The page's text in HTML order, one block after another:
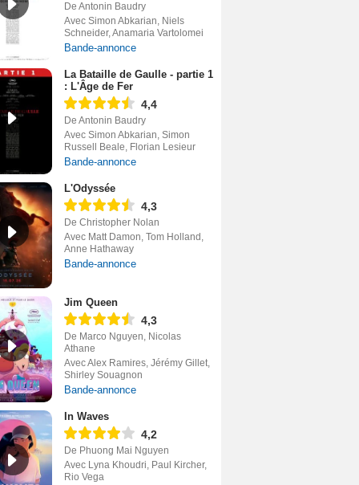
De Antonin Baudry
Avec Simon Abkarian, Niels
Schneider, Anamaria Vartolomei
Bande-annonce
La Bataille de Gaulle - partie 1
: L'Âge de Fer
4,4
De Antonin Baudry
Avec Simon Abkarian, Simon
Russell Beale, Florian Lesieur
Bande-annonce
L'Odyssée
4,3
De Christopher Nolan
Avec Matt Damon, Tom Holland,
Anne Hathaway
Bande-annonce
Jim Queen
4,3
De Marco Nguyen, Nicolas
Athane
Avec Alex Ramires, Jérémy Gillet,
Shirley Souagnon
Bande-annonce
In Waves
4,2
De Phuong Mai Nguyen
Avec Lyna Khoudri, Paul Kircher,
Rio Vega